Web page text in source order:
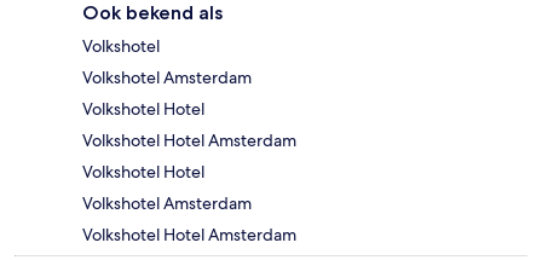
Ook bekend als
Volkshotel
Volkshotel Amsterdam
Volkshotel Hotel
Volkshotel Hotel Amsterdam
Volkshotel Hotel
Volkshotel Amsterdam
Volkshotel Hotel Amsterdam